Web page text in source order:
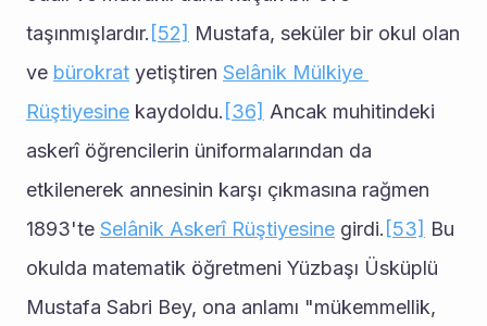
taşınmışlardır. [52] Mustafa, seküler bir okul olan
ve bürokrat yetiştiren Selânik Mülkiye
Rüştiyesine kaydoldu. [36] Ancak muhitindeki
askerî öğrencilerin üniformalarından da
etkilenerek annesinin karşı çıkmasına rağmen
1893'te Selânik Askerî Rüştiyesine girdi. [53] Bu
okulda matematik öğretmeni Yüzbaşı Üsküplü
Mustafa Sabri Bey, ona anlamı "mükemmellik,